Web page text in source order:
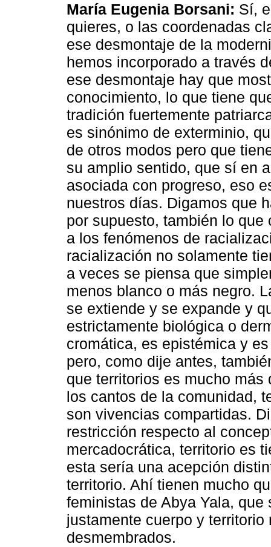
María Eugenia Borsani: Sí,
quieres, o las coordenadas
ese desmontaje de la
hemos incorporado a través
ese desmontaje hay que
conocimiento, lo que tiene
tradición fuertemente
es sinónimo de exterminio,
de otros modos pero que
su amplio sentido, que sí en
asociada con progreso, eso
nuestros días. Digamos que
por supuesto, también lo
a los fenómenos de
racialización no solamente
a veces se piensa que
menos blanco o más negro.
se extiende y se expande y
estrictamente biológica o
cromática, es epistémica y
pero, como dije antes,
que territorios es mucho
los cantos de la comunidad,
son vivencias compartidas.
restricción respecto al
mercadocrática, territorio es
esta sería una acepción
territorio. Ahí tienen mucho
feministas de Abya Yala,
justamente cuerpo y
desmembrados.